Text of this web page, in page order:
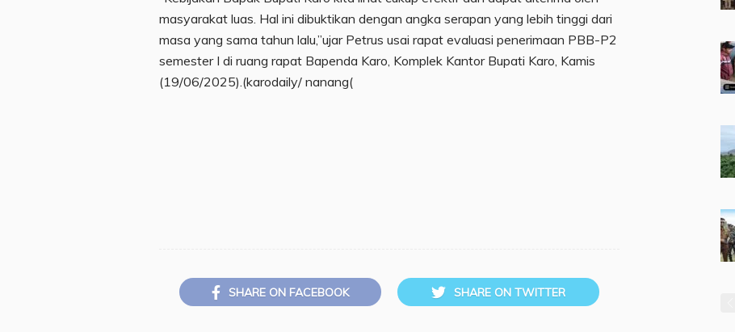
masyarakat luas. Hal ini dibuktikan dengan angka serapan yang lebih tinggi dari
masa yang sama tahun lalu,”ujar Petrus usai rapat evaluasi penerimaan PBB-P2
semester I di ruang rapat Bapenda Karo, Komplek Kantor Bupati Karo, Kamis
(19/06/2025).(karodaily/ nanang(
SHARE ON FACEBOOK SHARE ON TWITTER